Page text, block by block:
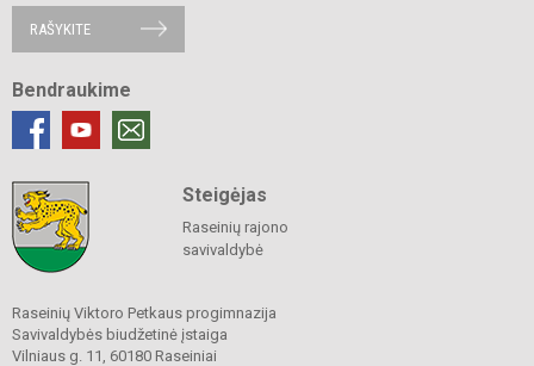
RAŠYKITE
Bendraukime
Steigėjas
Raseinių rajono
savivaldybė
Raseinių Viktoro Petkaus progimnazija
Savivaldybės biudžetinė įstaiga
Vilniaus g. 11, 60180 Raseiniai